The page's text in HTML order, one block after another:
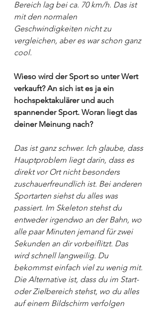
Bereich lag bei ca. 70 km/h. Das ist
mit den normalen
Geschwindigkeiten nicht zu
vergleichen, aber es war schon ganz
cool.
Wieso wird der Sport so unter Wert
verkauft? An sich ist es ja ein
hochspektakulärer und auch
spannender Sport. Woran liegt das
deiner Meinung nach?
Das ist ganz schwer. Ich glaube, dass
Hauptproblem liegt darin, dass es
direkt vor Ort nicht besonders
zuschauerfreundlich ist. Bei anderen
Sportarten siehst du alles was
passiert. Im Skeleton stehst du
entweder irgendwo an der Bahn, wo
alle paar Minuten jemand für zwei
Sekunden an dir vorbeiflitzt. Das
wird schnell langweilig. Du
bekommst einfach viel zu wenig mit.
Die Alternative ist, dass du im Start-
oder Zielbereich stehst, wo du alles
auf einem Bildschirm verfolgen